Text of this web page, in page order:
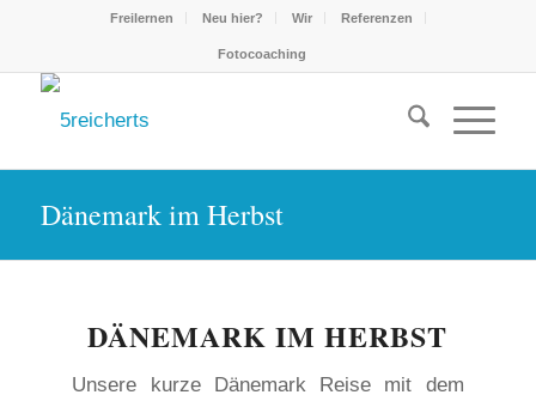
Freilernen Neu hier? Wir Referenzen
Fotocoaching
Dänemark im Herbst
DÄNEMARK IM HERBST
Unsere kurze Dänemark Reise mit dem